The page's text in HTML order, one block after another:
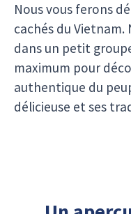
Nous vous ferons
cachés du Vietnam.
dans un petit
maximum pour
authentique du
délicieuse et ses